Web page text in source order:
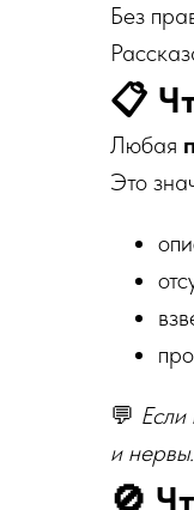
Без
📋
Любая
Это
💬 Если
и нервы.
🚫